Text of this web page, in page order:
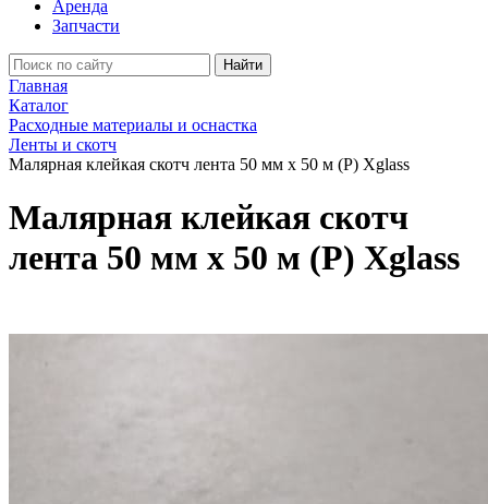
Аренда
Запчасти
Найти
Главная
Каталог
Расходные материалы и оснастка
Ленты и скотч
Малярная клейкая скотч лента 50 мм х 50 м (Р) Xglass
Малярная клейкая скотч
лента 50 мм х 50 м (Р) Xglass